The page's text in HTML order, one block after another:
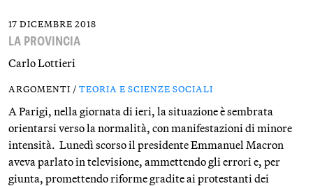
17 DICEMBRE 2018
LA PROVINCIA
Carlo Lottieri
ARGOMENTI / TEORIA E SCIENZE SOCIALI
A Parigi, nella giornata di ieri, la situazione è sembrata
orientarsi verso la normalità, con manifestazioni di minore
intensità. Lunedì scorso il presidente Emmanuel Macron
aveva parlato in televisione, ammettendo gli errori e, per
giunta, promettendo riforme gradite ai protestanti dei